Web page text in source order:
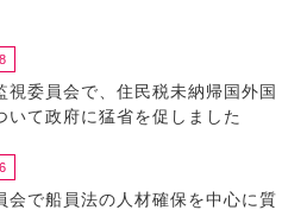
視委員会で、住民税未納帰国外国
いて政府に猛省を促しました
会で船員法の人材確保を中心に質